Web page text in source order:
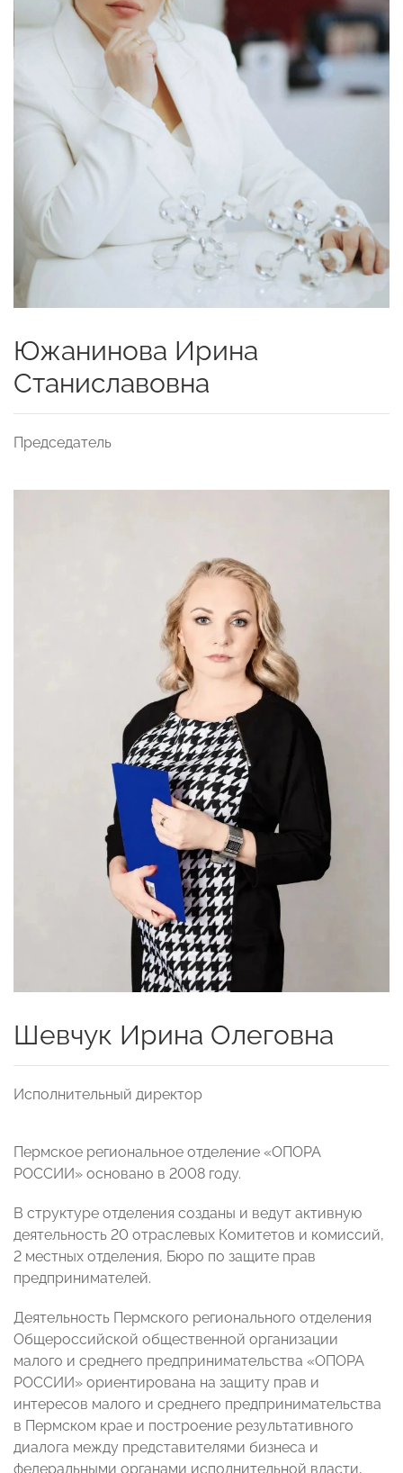
Южанинова Ирина
Станиславовна
Председатель
Шевчук Ирина Олеговна
Исполнительный директор
Пермское региональное отделение «ОПОРА
РОССИИ» основано в 2008 году.
В структуре отделения созданы и ведут активную
деятельность 20 отраслевых Комитетов и комиссий,
2 местных отделения, Бюро по защите прав
предпринимателей.
Деятельность Пермского регионального отделения
Общероссийской общественной организации
малого и среднего предпринимательства «ОПОРА
РОССИИ» ориентирована на защиту прав и
интересов малого и среднего предпринимательства
в Пермском крае и построение результативного
диалога между представителями бизнеса и
федеральными органами исполнительной власти,